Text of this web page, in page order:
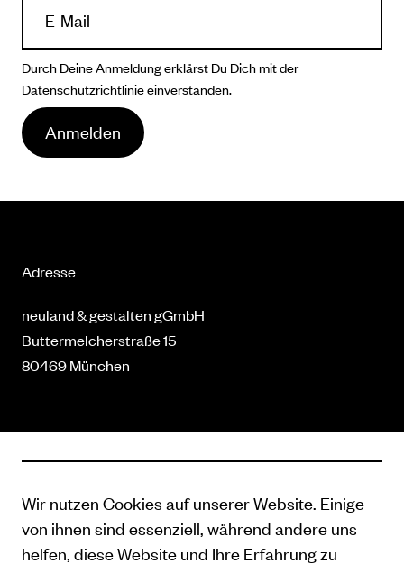
Anmelden
Durch Deine Anmeldung erklärst Du Dich mit der
Datenschutzrichtlinieeinverstanden.
Adresse
neuland & gestalten gGmbH
Buttermelcherstraße 15
80469 München
hallo@neulandundgestalten.de
www.neulandundgestalten.de
Wir nutzen Cookies auf unserer Website. Einige
von ihnen sind essenziell, während andere uns
helfen, diese Website und Ihre Erfahrung zu